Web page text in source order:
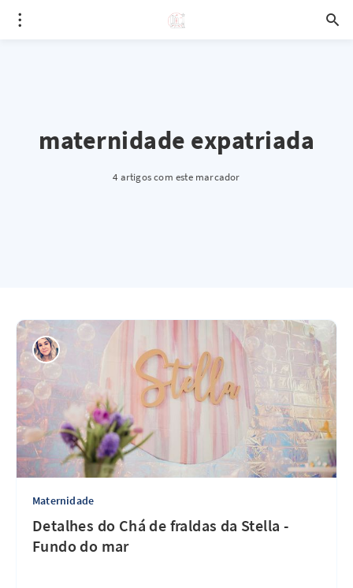
maternidade expatriada
4 artigos com este marcador
Maternidade
Detalhes do Chá de fraldas da Stella -
Fundo do mar